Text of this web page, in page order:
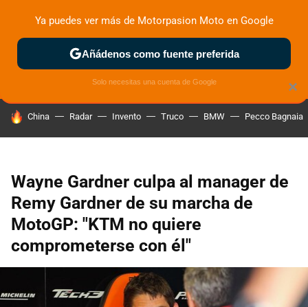
ZONA DE PRUEBAS DEPORTIVAS MOTOS ELÉCTRICAS
HOY SE HABLA DE
China Radar Invento Truco BMW Pecco Bagnaia
Wayne Gardner culpa al manager de
Remy Gardner de su marcha de
MotoGP: "KTM no quiere
comprometerse con él"
×
Ya puedes ver más de Motorpasion Moto en Google
Añádenos como fuente preferida
Solo necesitas una cuenta de Google